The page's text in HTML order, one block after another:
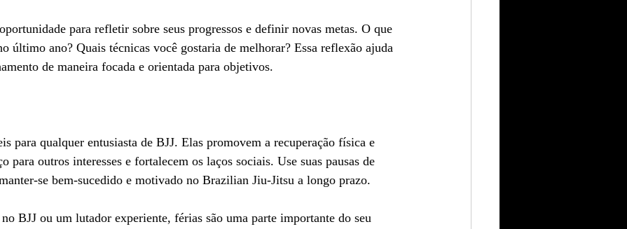
para refletir sobre seus progressos e definir novas metas. O que
último ano? Quais técnicas você gostaria de melhorar? Essa reflexão ajuda
de maneira focada e orientada para objetivos.
para qualquer entusiasta de BJJ. Elas promovem a recuperação física e
para outros interesses e fortalecem os laços sociais. Use suas pausas de
se bem-sucedido e motivado no Brazilian Jiu-Jitsu a longo prazo.
BJJ ou um lutador experiente, férias são uma parte importante do seu